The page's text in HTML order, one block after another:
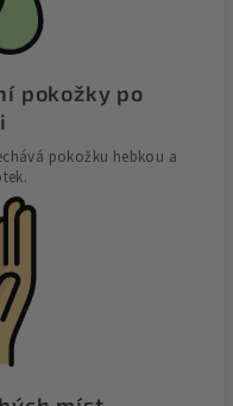
pokožky po
pokožku hebkou a